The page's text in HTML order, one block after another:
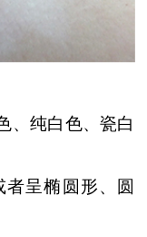
纯白色、瓷白
呈椭圆形、圆